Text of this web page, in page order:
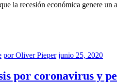
la recesión económica genere un
porOliver Pieper junio 25, 2020
por coronavirus y